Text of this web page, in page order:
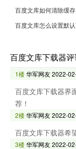
百度文库如何清除缓
百度文库怎么设置默
百度文库下载器
1楼华军网友2022-
百度文库下载器界
荐！
2楼华军网友2022-
百度文库下载器希
3楼华军网友2022-